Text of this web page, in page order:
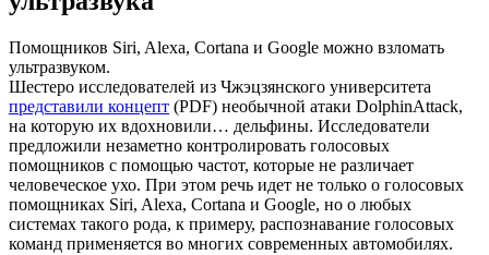
Помощников Siri, Alexa, Cortana и Google можно взломать
ультразвуком.
Шестеро исследователей из Чжэцзянского университета
представили концепт (PDF) необычной атаки DolphinAttack,
на которую их вдохновили… дельфины. Исследователи
предложили незаметно контролировать голосовых
помощников с помощью частот, которые не различает
человеческое ухо. При этом речь идет не только о голосовых
помощниках Siri, Alexa, Cortana и Google, но о любых
системах такого рода, к примеру, распознавание голосовых
команд применяется во многих современных автомобилях.